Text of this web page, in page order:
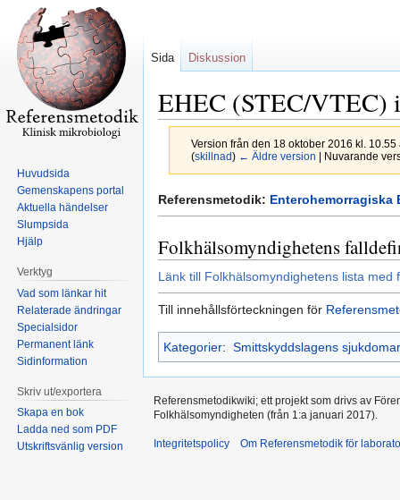
EHEC (STEC/VTEC)
Version från den 18 oktober 2016 kl.
(skillnad) ← Äldre version | Nuvarande
Hoppa
till
navigering
Hoppa
till
Referensmetodik: Enterohemorragiska
Folkhälsomyndighetens
Länk till Folkhälsomyndighetens lista
Till innehållsförteckningen för
Kategorier: Smittskyddslagens sjukdomar
Sida Diskussion
Huvudsida
Gemenskapens portal
Aktuella händelser
Slumpsida
Hjälp
Verktyg
Vad som länkar hit
Relaterade ändringar
Specialsidor
Permanent länk
Sidinformation
Skriv ut/exportera
Skapa en bok
Ladda ned som PDF
Utskriftsvänlig version
Referensmetodikwiki; ett projekt som drivs av
Folkhälsomyndigheten (från 1:a januari 2017).
Integritetspolicy Om Referensmetodik för